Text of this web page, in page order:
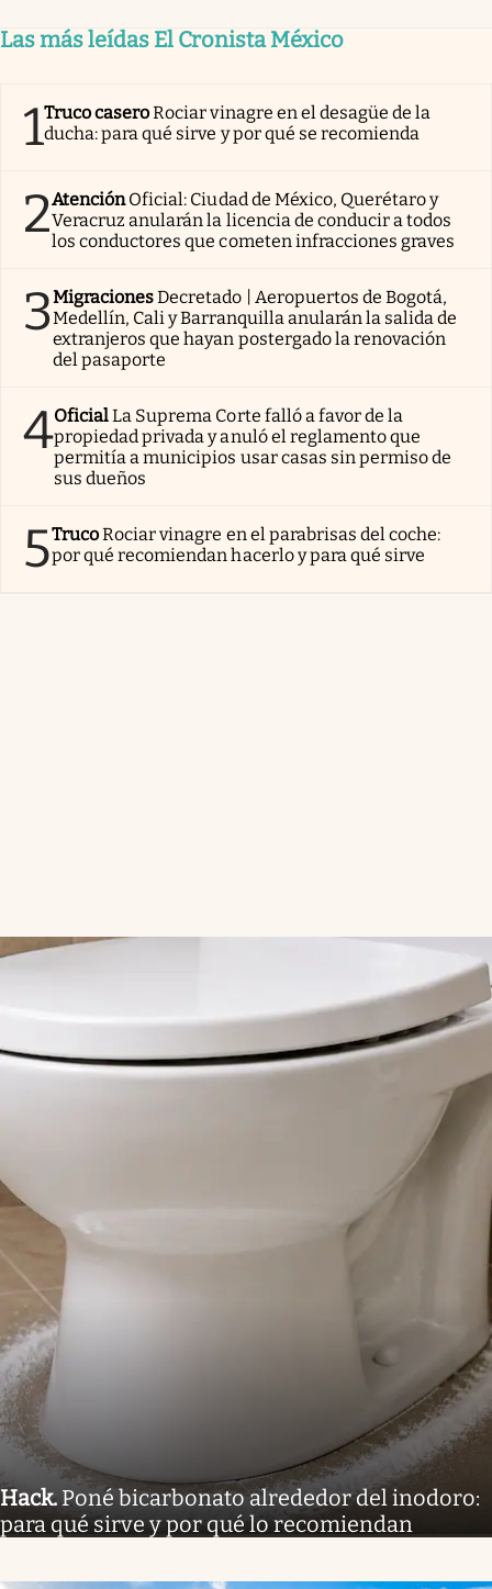
Las más leídas El Cronista México
1Truco caseroRociar vinagre en el desagüe de la
ducha: para qué sirve y por qué se recomienda
2AtenciónOficial: Ciudad de México, Querétaro y
Veracruz anularán la licencia de conducir a todos
los conductores que cometen infracciones graves
3MigracionesDecretado | Aeropuertos de Bogotá,
Medellín, Cali y Barranquilla anularán la salida de
extranjeros que hayan postergado la renovación
del pasaporte
4OficialLa Suprema Corte falló a favor de la
propiedad privada y anuló el reglamento que
permitía a municipios usar casas sin permiso de
sus dueños
5TrucoRociar vinagre en el parabrisas del coche:
por qué recomiendan hacerlo y para qué sirve
Hack. Poné bicarbonato alrededor del inodoro:
para qué sirve y por qué lo recomiendan